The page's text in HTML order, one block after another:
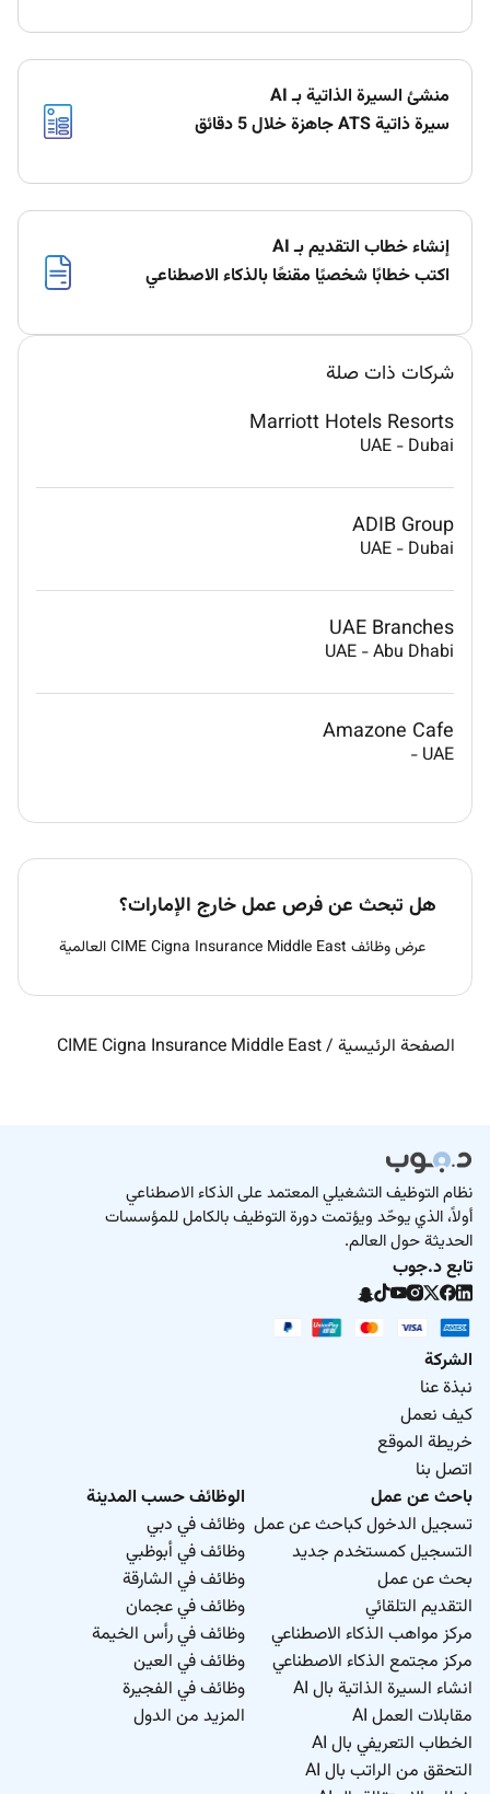
منشئ السيرة الذاتية بـ AI
سيرة ذاتية ATS جاهزة خلال 5 دقائق
إنشاء خطاب التقديم بـ AI
اكتب خطابًا شخصيًا مقنعًا بالذكاء الاصطناعي
شركات ذات صلة
Marriott Hotels Resorts
UAE - Dubai
ADIB Group
UAE - Dubai
UAE Branches
UAE -Abu Dhabi
Amazone Cafe
UAE
-
هل تبحث عن فرص عمل خارج الإمارات؟
عرض وظائف CIME Cigna Insurance Middle East العالمية
الصفحة الرئيسية /
CIME Cigna Insurance Middle East
نظام التوظيف التشغيلي المعتمد على الذكاء الاصطناعي
أولاً، الذي يوحّد ويؤتمت دورة التوظيف بالكامل للمؤسسات
الحديثة حول العالم.
تابع د.جوب
الشركة
نبذة عنا
كيف نعمل
خريطة الموقع
اتصل بنا
باحث عن عمل
تسجيل الدخول كباحث عن عمل
التسجيل كمستخدم جديد
بحث عن عمل
التقديم التلقائي
مركز مواهب الذكاء الاصطناعي
مركز مجتمع الذكاء الاصطناعي
انشاء السيرة الذاتية بال AI
مقابلات العمل AI
الخطاب التعريفي بال AI
التحقق من الراتب بال AI
الوظائف حسب المدينة
وظائف في دبي
وظائف في أبوظبي
وظائف في الشارقة
وظائف في عجمان
وظائف في رأس الخيمة
وظائف في العين
وظائف في الفجيرة
المزيد من الدول